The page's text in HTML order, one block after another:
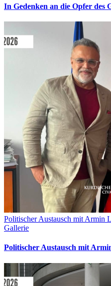
In Gedenken an die Opfer des
Politischer Austausch mit Armin
Gallerie
Politischer Austausch mit